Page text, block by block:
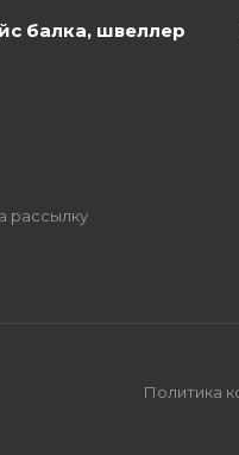
балка, швеллер
рассылку
Политика